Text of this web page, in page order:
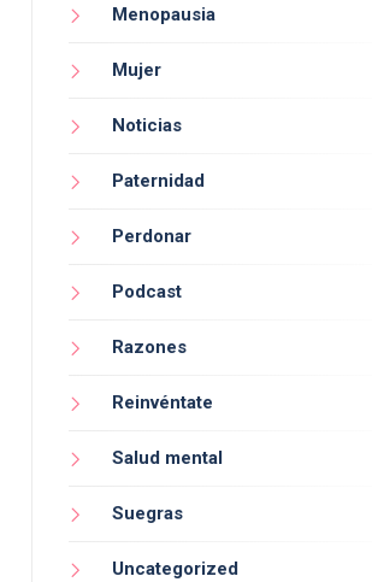
Menopausia
Mujer
Noticias
Paternidad
Perdonar
Podcast
Razones
Reinvéntate
Salud mental
Suegras
Uncategorized